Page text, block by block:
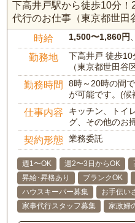
下高井戸駅から徒歩10分
代行のお仕事（東京都世田
時給 1,500〜1,860円
勤務地
下高井戸 徒歩10
（東京都世田谷
勤務時間
8時～20時の間
が可能です。(候
仕事内容
キッチン、トイ
グ、その他のお
契約形態 業務委託
週1〜OK 週2〜3日からOK
昇給･昇格あり
ブランクOK
ハウスキーパー募集
お手伝い
家事代行スタッフ募集
家政婦